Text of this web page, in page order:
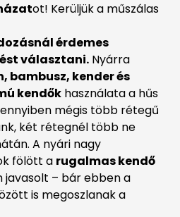
ot! Kerüljük a műszálas
érdemes
választani. Nyárra
bambusz, kender és
kendők használata a hűs
mégis több rétegű
két rétegnél több ne
A nyári nagy
fölött a rugalmas kendő
javasolt – bár ebben a
is megoszlanak a